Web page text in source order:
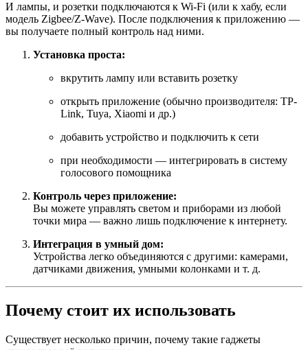
И лампы, и розетки подключаются к Wi-Fi (или к хабу, если
модель Zigbee/Z-Wave). После подключения к приложению —
вы получаете полный контроль над ними.
Установка проста:
вкрутить лампу или вставить розетку
открыть приложение (обычно производителя: TP-
Link, Tuya, Xiaomi и др.)
добавить устройство и подключить к сети
при необходимости — интегрировать в систему
голосового помощника
Контроль через приложение:
Вы можете управлять светом и приборами из любой
точки мира — важно лишь подключение к интернету.
Интеграция в умный дом:
Устройства легко объединяются с другими: камерами,
датчиками движения, умными колонками и т. д.
Почему стоит их использовать
Существует несколько причин, почему такие гаджеты